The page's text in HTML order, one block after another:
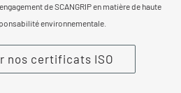
de SCANGRIP en matière de haute
environnementale.
nos certificats ISO